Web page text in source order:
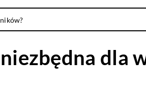
dla